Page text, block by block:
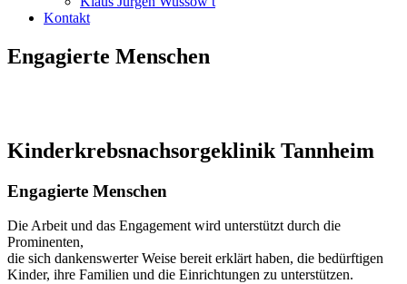
Kontakt
Engagierte Menschen
Kinderkrebsnachsorgeklinik Tannheim
Engagierte Menschen
Die Arbeit und das Engagement wird unterstützt durch die
Prominenten,
die sich dankenswerter Weise bereit erklärt haben, die bedürftigen
Kinder, ihre Familien und die Einrichtungen zu unterstützen.